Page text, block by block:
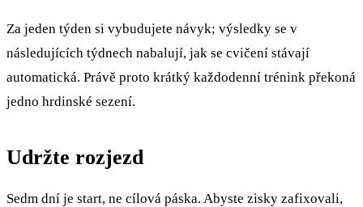
Za jeden týden si vybudujete návyk; výsledky se v
následujících týdnech nabalují, jak se cvičení stávají
automatická. Právě proto krátký každodenní trénink překoná
jedno hrdinské sezení.
Udržte rozjezd
Sedm dní je start, ne cílová páska. Abyste zisky zafixovali,